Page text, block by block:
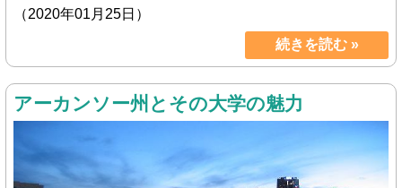
（2020年01月25日）
続きを読む »
アーカンソー州とその大学の魅力